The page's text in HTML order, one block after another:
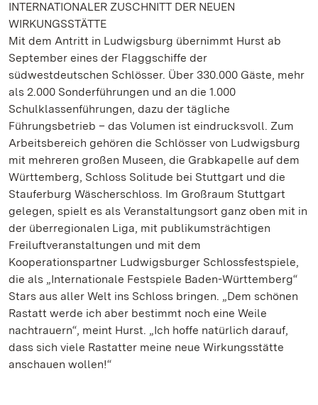
INTERNATIONALER ZUSCHNITT DER NEUEN
WIRKUNGSSTÄTTE
Mit dem Antritt in Ludwigsburg übernimmt Hurst ab
September eines der Flaggschiffe der
südwestdeutschen Schlösser. Über 330.000 Gäste, mehr
als 2.000 Sonderführungen und an die 1.000
Schulklassenführungen, dazu der tägliche
Führungsbetrieb – das Volumen ist eindrucksvoll. Zum
Arbeitsbereich gehören die Schlösser von Ludwigsburg
mit mehreren großen Museen, die Grabkapelle auf dem
Württemberg, Schloss Solitude bei Stuttgart und die
Stauferburg Wäscherschloss. Im Großraum Stuttgart
gelegen, spielt es als Veranstaltungsort ganz oben mit in
der überregionalen Liga, mit publikumsträchtigen
Freiluftveranstaltungen und mit dem
Kooperationspartner Ludwigsburger Schlossfestspiele,
die als „Internationale Festspiele Baden-Württemberg“
Stars aus aller Welt ins Schloss bringen. „Dem schönen
Rastatt werde ich aber bestimmt noch eine Weile
nachtrauern“, meint Hurst. „Ich hoffe natürlich darauf,
dass sich viele Rastatter meine neue Wirkungsstätte
anschauen wollen!“